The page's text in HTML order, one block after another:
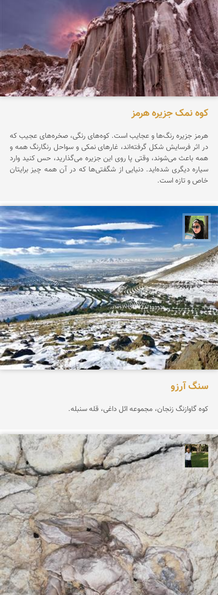
کوه نمک جزیره هرمز
هرمز جزیره‌ رنگ‌ها‌ و عجایب است. کوه‌های رنگی، صخره‌های عجیب که
در اثر فرسایش شکل گرفته‌اند، غارهای نمکی و سواحل رنگارنگ همه و
همه باعث می‌شوند، وقتی پا روی این جزیره می‌گذارید، حس کنید وارد
سیاره‌ دیگری شده‌اید. دنیایی از شگفتی‌ها که در آن همه چیز برایتان
خاص و تازه است.
سپیده اصلان
سنگ آرزو
کوه گاوازنگ زنجان، مجموعه ائل داغی، قله سنبله.
عبدل شعبانی